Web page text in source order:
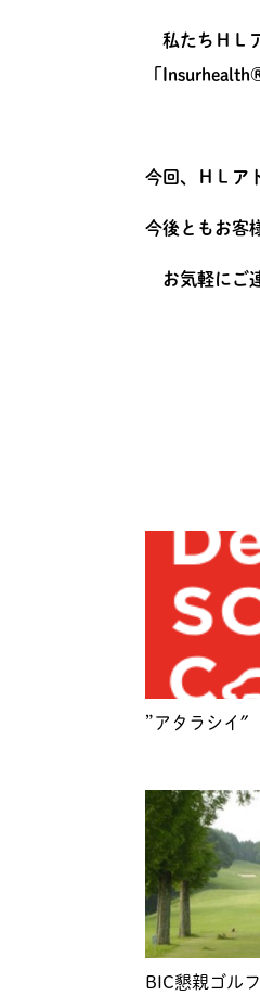
私たちＨＬ
「
今回、ＨＬア
今後ともお客
お気軽にご
”アタラシイ″
BIC懇親ゴル